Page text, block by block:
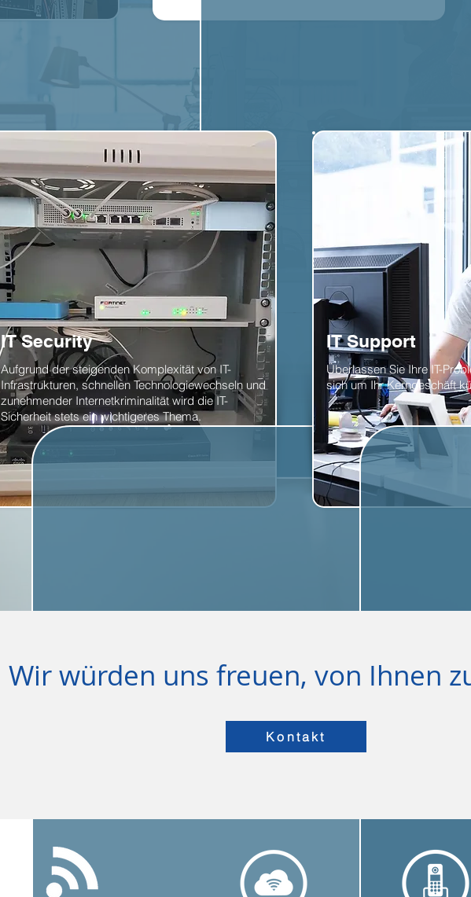
IT Security
Aufgrund der steigenden Komplexität von IT-
Infrastrukturen, schnellen Technologiewechseln und
zunehmender Internetkriminalität wird die IT-
Sicherheit stets ein wichtigeres Thema.
IT Support
Überlassen Sie Ihre IT-
sich um Ihr Kerngeschäft
Wir würden uns freuen, von Ihnen
Kontakt